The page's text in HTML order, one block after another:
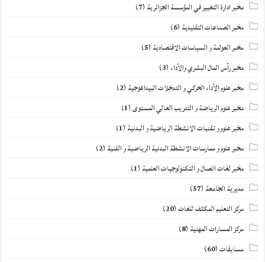
مخبر ادارة التغيير في المؤسسة الجزائرية (7)
مخبر الصناعات التقليدية (6)
مخبر العولمة و السياسات الاقتصادية (5)
مخبر رأس المال البشري والأداء(3)
مخبر علوم الأداء الحركي و التدخلات البيداغوجية (2)
مخبر علوم الرياضة و التدريب العالي المستوى(1)
مخبر علوم و تقنيات الانشطة الرياضية و البدنية (1)
مخبر علوم و ممارسات الانشطة البدنية الرياضية و الفنية (2)
مخبر لغات اتصال و التكنولوجيات العلمية (1)
مديرية الجامعة (57)
مركز التعليم المكثف للغات(20)
مركز المسارات المهنية (8)
مسابقات(60)